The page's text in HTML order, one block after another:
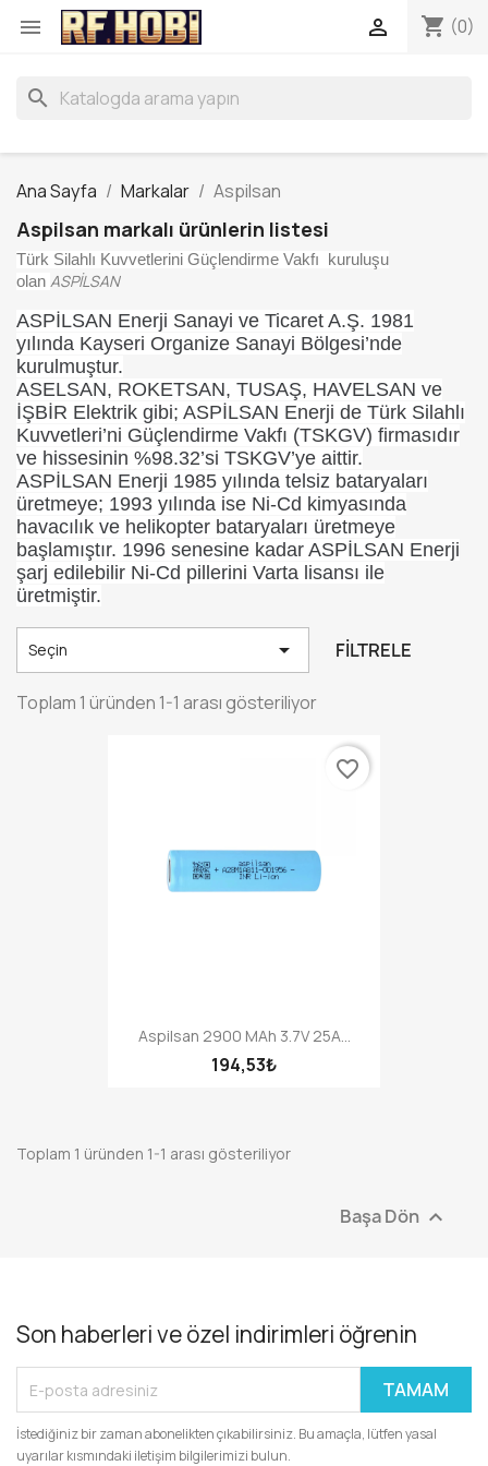
 shopping_cart (0)

search
Ana Sayfa Markalar Aspilsan
Aspilsan markalı ürünlerin listesi
Türk Silahlı Kuvvetlerini Güçlendirme Vakfı kuruluşu
olan ASPİLSAN
ASPİLSAN Enerji Sanayi ve Ticaret A.Ş. 1981
yılında Kayseri Organize Sanayi Bölgesi’nde
kurulmuştur.
ASELSAN, ROKETSAN, TUSAŞ, HAVELSAN ve
İŞBİR Elektrik gibi; ASPİLSAN Enerji de Türk Silahlı
Kuvvetleri’ni Güçlendirme Vakfı (TSKGV) firmasıdır
ve hissesinin %98.32’si TSKGV’ye aittir.
ASPİLSAN Enerji 1985 yılında telsiz bataryaları
üretmeye; 1993 yılında ise Ni-Cd kimyasında
havacılık ve helikopter bataryaları üretmeye
başlamıştır. 1996 senesine kadar ASPİLSAN Enerji
şarj edilebilir Ni-Cd pillerini Varta lisansı ile
üretmiştir.
Seçin  FILTRELE
Toplam 1 üründen 1-1 arası gösteriliyor
Aspilsan 2900 MAh 3.7V 25A...
194,53₺
favorite_border
Toplam 1 üründen 1-1 arası gösteriliyor
Başa Dön 
Son haberleri ve özel indirimleri öğrenin
İstediğiniz bir zaman abonelikten çıkabilirsiniz. Bu amaçla, lütfen yasal
uyarılar kısmındaki iletişim bilgilerimizi bulun.